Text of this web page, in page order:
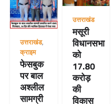
उत्तराखंड,
क्राइम
फेसबुक
पर बाल
अश्लील
सामग्री
उत्तराखंड
मसूरी
विधानसभा
को
17.80
करोड़
की
विकास